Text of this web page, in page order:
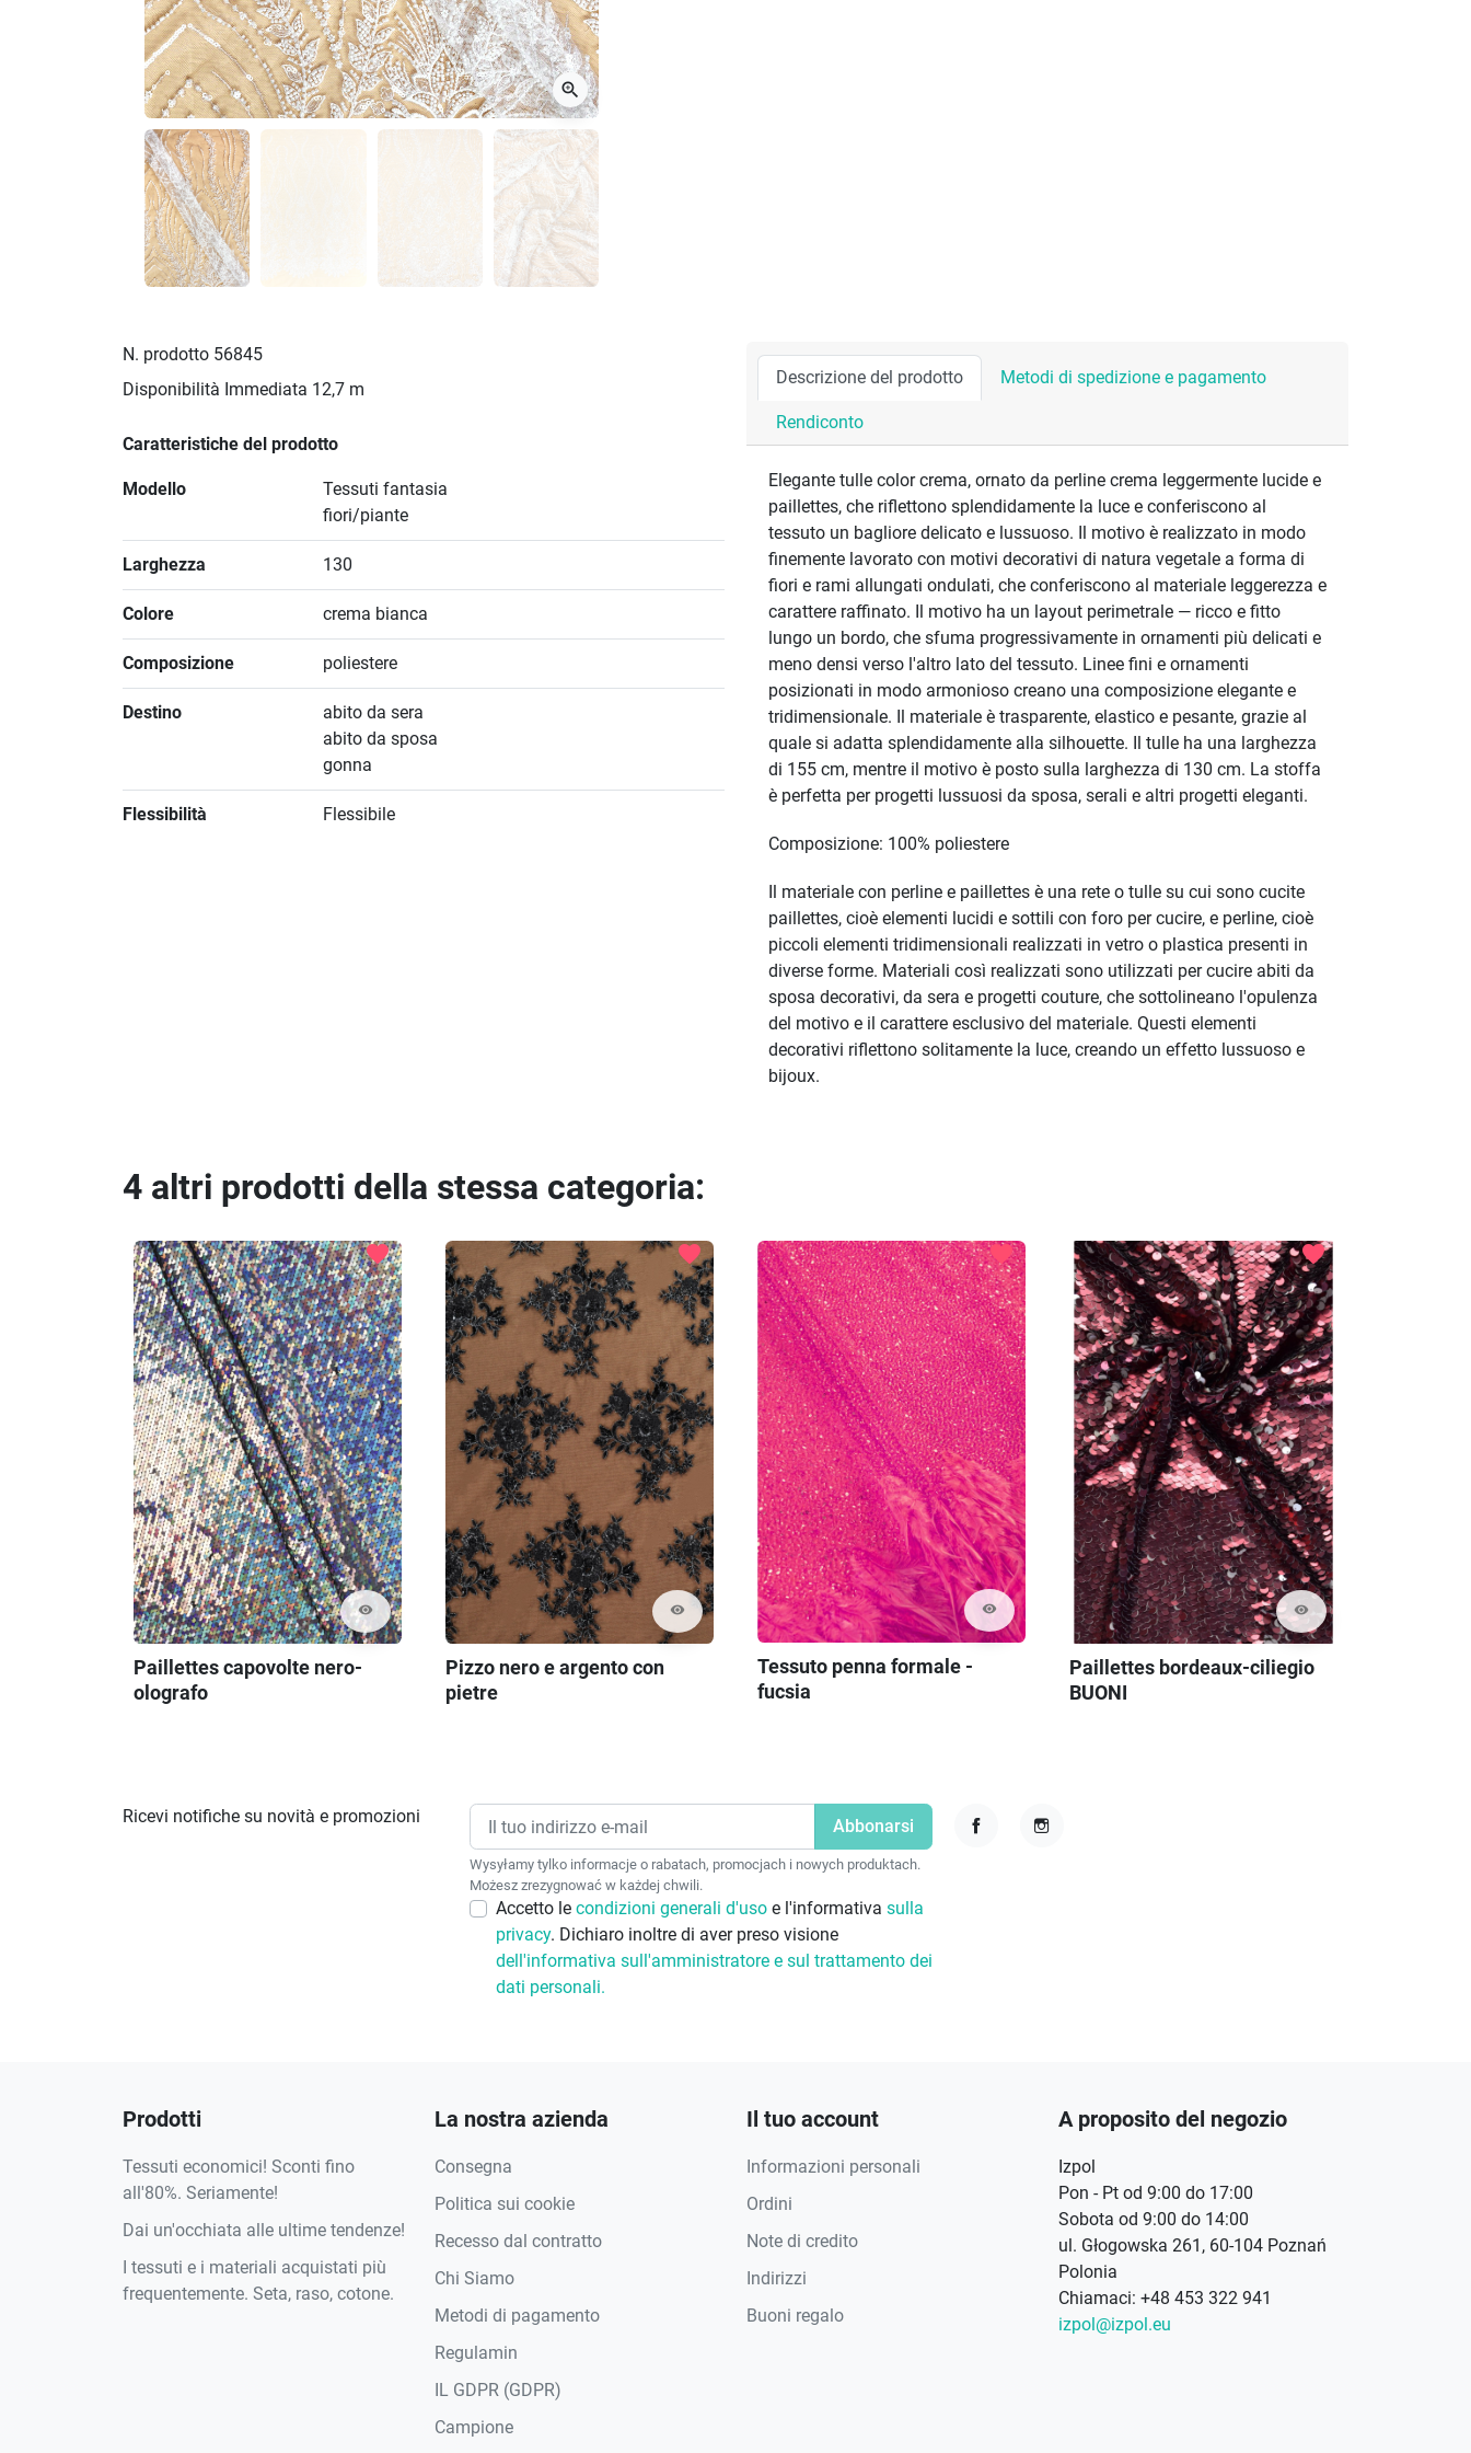
zoom_in
N. prodotto 56845
Disponibilità Immediata 12,7 m
Caratteristiche del prodotto
Modello
Tessuti fantasia
fiori/piante
Larghezza 130
Colore crema bianca
Composizione poliestere
Destino
abito da sera
abito da sposa
gonna
Flessibilità Flessibile
Descrizione del prodotto Metodi di spedizione e pagamento
Rendiconto
Elegante tulle color crema, ornato da perline crema leggermente lucide e
paillettes, che riflettono splendidamente la luce e conferiscono al
tessuto un bagliore delicato e lussuoso. Il motivo è realizzato in modo
finemente lavorato con motivi decorativi di natura vegetale a forma di
fiori e rami allungati ondulati, che conferiscono al materiale leggerezza e
carattere raffinato. Il motivo ha un layout perimetrale — ricco e fitto
lungo un bordo, che sfuma progressivamente in ornamenti più delicati e
meno densi verso l'altro lato del tessuto. Linee fini e ornamenti
posizionati in modo armonioso creano una composizione elegante e
tridimensionale. Il materiale è trasparente, elastico e pesante, grazie al
quale si adatta splendidamente alla silhouette. Il tulle ha una larghezza
di 155 cm, mentre il motivo è posto sulla larghezza di 130 cm. La stoffa
è perfetta per progetti lussuosi da sposa, serali e altri progetti eleganti.
Composizione: 100% poliestere
Il materiale con perline e paillettes è una rete o tulle su cui sono cucite
paillettes, cioè elementi lucidi e sottili con foro per cucire, e perline, cioè
piccoli elementi tridimensionali realizzati in vetro o plastica presenti in
diverse forme. Materiali così realizzati sono utilizzati per cucire abiti da
sposa decorativi, da sera e progetti couture, che sottolineano l'opulenza
del motivo e il carattere esclusivo del materiale. Questi elementi
decorativi riflettono solitamente la luce, creando un effetto lussuoso e
bijoux.
4 altri prodotti della stessa categoria:
visibility
favorite
Paillettes capovolte nero-
olografo
visibility
favorite
Pizzo nero e argento con
pietre
visibility
favorite
Tessuto penna formale -
fucsia
visibility
favorite
Paillettes bordeaux-ciliegio
BUONI
Ricevi notifiche su novità e promozioni
Wysyłamy tylko informacje o rabatach, promocjach i nowych produktach.
Możesz zrezygnować w każdej chwili.
Accetto le condizioni generali d'uso e l'informativa sulla
privacy. Dichiaro inoltre di aver preso visione
dell'informativa sull'amministratore e sul trattamento dei
dati personali.
Prodotti
Tessuti economici! Sconti fino
all'80%. Seriamente!
Dai un'occhiata alle ultime tendenze!
I tessuti e i materiali acquistati più
frequentemente. Seta, raso, cotone.
La nostra azienda
Consegna
Politica sui cookie
Recesso dal contratto
Chi Siamo
Metodi di pagamento
Regulamin
IL GDPR (GDPR)
Campione
Il tuo account
Informazioni personali
Ordini
Note di credito
Indirizzi
Buoni regalo
A proposito del negozio
Izpol
Pon - Pt od 9:00 do 17:00
Sobota od 9:00 do 14:00
ul. Głogowska 261, 60-104 Poznań
Polonia
Chiamaci: +48 453 322 941
izpol@izpol.eu